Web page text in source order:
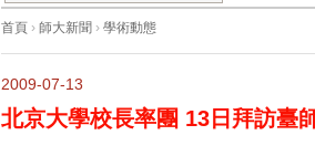
首頁 › 師大新聞 › 學術動態
2009-07-13
北京大學校長率團 13日拜訪臺